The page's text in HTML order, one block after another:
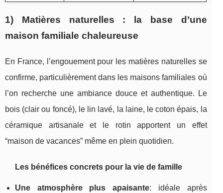
1) Matières naturelles : la base d’une
maison familiale chaleureuse
En France, l’engouement pour les matières naturelles se
confirme, particulièrement dans les maisons familiales où
l’on recherche une ambiance douce et authentique. Le
bois (clair ou foncé), le lin lavé, la laine, le coton épais, la
céramique artisanale et le rotin apportent un effet
“maison de vacances” même en plein quotidien.
Les bénéfices concrets pour la vie de famille
Une atmosphère plus apaisante: idéale après